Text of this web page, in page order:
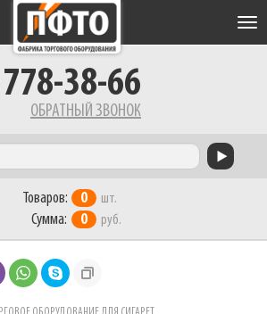
778-38-66
ОБРАТНЫЙ ЗВОНОК
Товаров: 0 шт.
Сумма: 0 руб.